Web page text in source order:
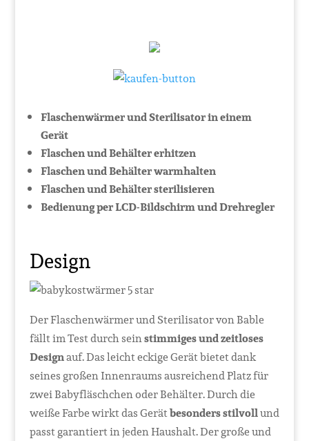
Flaschenwärmer und Sterilisator in einem
Gerät
Flaschen und Behälter erhitzen
Flaschen und Behälter warmhalten
Flaschen und Behälter sterilisieren
Bedienung per LCD-Bildschirm und Drehregler
Design
Der Flaschenwärmer und Sterilisator von Bable
fällt im Test durch seinstimmiges und zeitloses
Designauf. Das leicht eckige Gerät bietet dank
seines großen Innenraums ausreichend Platz für
zwei Babyfläschchen oder Behälter. Durch die
weiße Farbe wirkt das Gerätbesonders stilvollund
passt garantiert in jeden Haushalt. Der große und